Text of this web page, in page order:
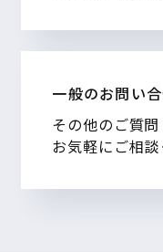
一般のお問い
その他のご質
お気軽にご相談